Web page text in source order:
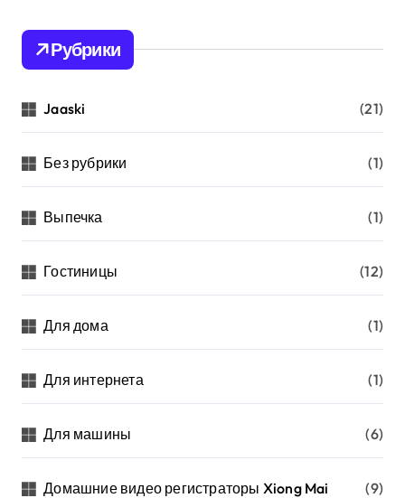
Рубрики
Jaaski (21)
Без рубрики (1)
Выпечка (1)
Гостиницы (12)
Для дома (1)
Для интернета (1)
Для машины (6)
Домашние видео регистраторы Xiong Mai (9)